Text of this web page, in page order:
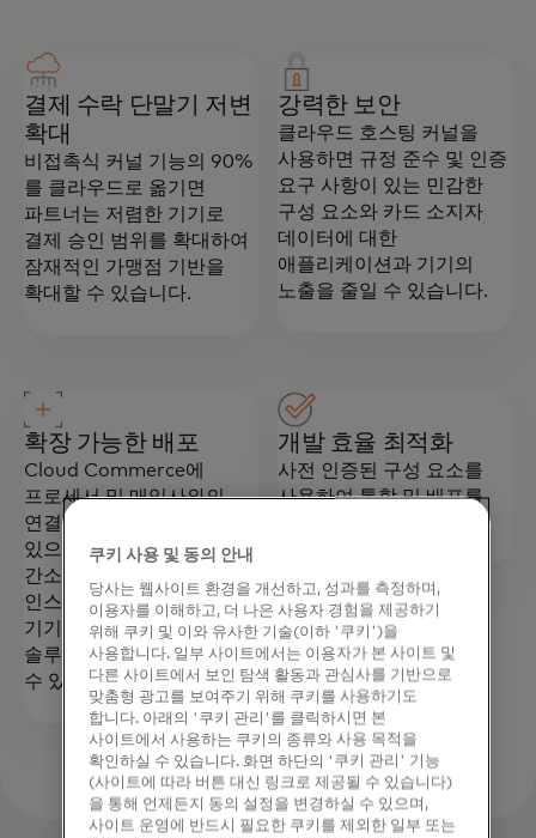
결제 수락 단말기 저변
확대
비접촉식 커널 기능의 90%
를 클라우드로 옮기면
파트너는 저렴한 기기로
결제 승인 범위를 확대하여
잠재적인 가맹점 기반을
확대할 수 있습니다.
강력한 보안
클라우드 호스팅 커널을
사용하면 규정 준수 및 인증
요구 사항이 있는 민감한
구성 요소와 카드 소지자
데이터에 대한
애플리케이션과 기기의
노출을 줄일 수 있습니다.
확장 가능한 배포
Cloud Commerce에
프로세서 및 매입사와의
연결이 사전 통합되어
있으므로 시장 진출 과정이
간소화됩니다. 또한, 단일
인스턴스를 통해 여러
기기에 Tap on Phone
솔루션을 배포하고 유지할
수 있습니다.
개발 효율 최적화
사전 인증된 구성 요소를
사용하여 통합 및 배포를
쿠키 사용 및 동의 안내
당사는 웹사이트 환경을 개선하고, 성과를 측정하며,
이용자를 이해하고, 더 나은 사용자 경험을 제공하기
위해 쿠키 및 이와 유사한 기술(이하 '쿠키')을
사용합니다. 일부 사이트에서는 이용자가 본 사이트 및
다른 사이트에서 보인 탐색 활동과 관심사를 기반으로
맞춤형 광고를 보여주기 위해 쿠키를 사용하기도
합니다. 아래의 '쿠키 관리'를 클릭하시면 본
사이트에서 사용하는 쿠키의 종류와 사용 목적을
확인하실 수 있습니다. 화면 하단의 '쿠키 관리' 기능
(사이트에 따라 버튼 대신 링크로 제공될 수 있습니다)
을 통해 언제든지 동의 설정을 변경하실 수 있으며,
사이트 운영에 반드시 필요한 쿠키를 제외한 일부 또는